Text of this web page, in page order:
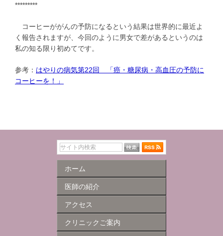
*********
コーヒーががんの予防になるという結果は世界的に最近よ
く報告されますが、今回のように男女で差があるというのは
私の知る限り初めてです。
参考： はやりの病気第22回 「癌・糖尿病・高血圧の予防に
コーヒーを！」
ホーム
医師の紹介
アクセス
クリニックご案内